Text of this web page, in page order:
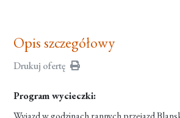
Opis szczegółowy
Drukuj ofertę
Program wycieczki: